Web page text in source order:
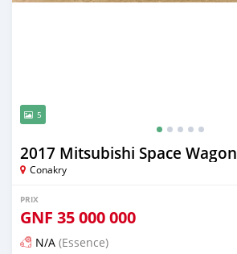
5
2017 Mitsubishi Space Wagon
Conakry
PRIX
GNF 35 000 000
N/A (Essence)